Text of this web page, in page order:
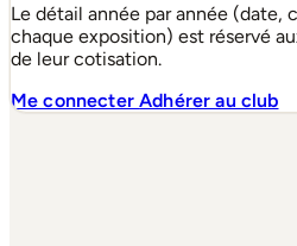
Le détail année par année (date,
chaque exposition) est réservé
de leur cotisation.
Me connecterAdhérer au club